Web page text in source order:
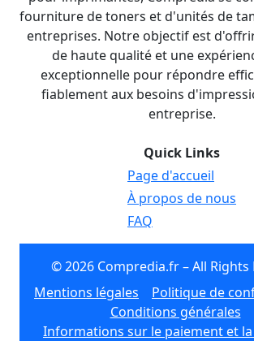
fourniture de toners et d'unités de
entreprises. Notre objectif est
de haute qualité et une
exceptionnelle pour répondre
fiablement aux besoins
entreprise.
Quick Links
Page d'accueil
À propos de nous
FAQ
© 2026 Compredia.fr – All Rights
Mentions légales
Politique de
Conditions générales
Informations sur le paiement et